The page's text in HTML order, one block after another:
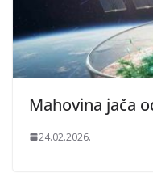
Mahovina jača
24.02.2026.